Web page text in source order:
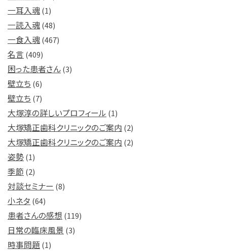
一耳入魂(1)
一読入魂(48)
一食入魂(467)
名言 (409)
困った患者さん(3)
壁立ち (6)
壁立ち (7)
大塚淳の詳しいプロフィール (1)
大塚矯正歯科クリニックのご案内 (2)
大塚矯正歯科クリニックのご案内 (2)
姿勢(1)
季節 (2)
対談セミナー (8)
小ネタ (64)
患者さんの感想 (119)
日常の臨床風景 (3)
時事問題 (1)